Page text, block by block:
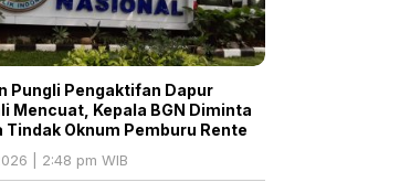
Pungli Pengaktifan Dapur
Mencuat, Kepala BGN Diminta
Tindak Oknum Pemburu Rente
| 2:48 pm WIB